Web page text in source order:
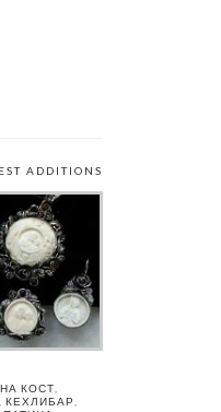
ADDITIONS
КОСТ,
КЕХЛИБАР,